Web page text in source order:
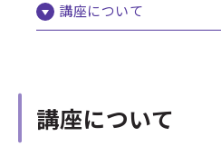
講座について
講座について